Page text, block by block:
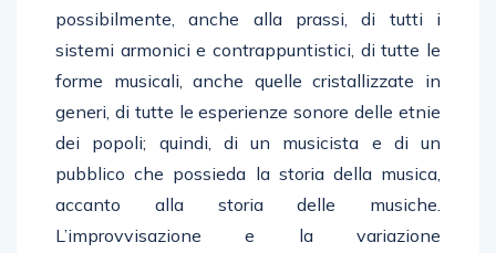
possibilmente, anche alla prassi, di tutti i
sistemi armonici e contrappuntistici, di tutte le
forme musicali, anche quelle cristallizzate in
generi, di tutte le esperienze sonore delle etnie
dei popoli; quindi, di un musicista e di un
pubblico che possieda la storia della musica,
accanto alla storia delle musiche.
L’improvvisazione e la variazione